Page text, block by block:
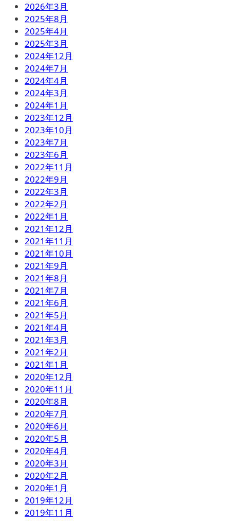
2026年3月
2025年8月
2025年4月
2025年3月
2024年12月
2024年7月
2024年4月
2024年3月
2024年1月
2023年12月
2023年10月
2023年7月
2023年6月
2022年11月
2022年9月
2022年3月
2022年2月
2022年1月
2021年12月
2021年11月
2021年10月
2021年9月
2021年8月
2021年7月
2021年6月
2021年5月
2021年4月
2021年3月
2021年2月
2021年1月
2020年12月
2020年11月
2020年8月
2020年7月
2020年6月
2020年5月
2020年4月
2020年3月
2020年2月
2020年1月
2019年12月
2019年11月